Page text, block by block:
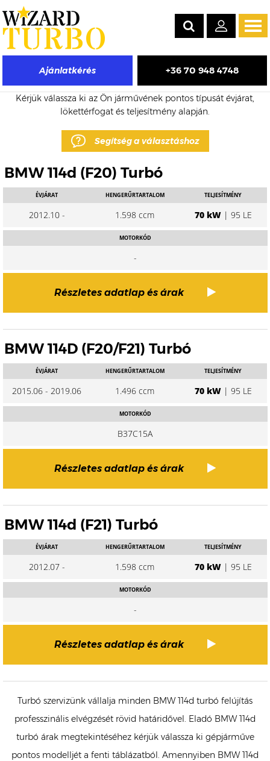
Ajánlatkérés +36 70 948 4748
BMW 114d eladó turbó árak
Kérjük válassza ki az Ön járművének pontos típusát évjárat,
lökettérfogat és teljesítmény alapján.
Segítség a választáshoz
BMW 114d (F20) Turbó
ÉVJÁRAT
2012.10 -
HENGERŰRTARTALOM
1.598 ccm
TELJESÍTMÉNY
70 kW| 95 LE
MOTORKÓD
-
Részletes adatlap és árak
BMW 114D (F20/F21) Turbó
ÉVJÁRAT
2015.06 - 2019.06
HENGERŰRTARTALOM
1.496 ccm
TELJESÍTMÉNY
70 kW| 95 LE
MOTORKÓD
B37C15A
Részletes adatlap és árak
BMW 114d (F21) Turbó
ÉVJÁRAT
2012.07 -
HENGERŰRTARTALOM
1.598 ccm
TELJESÍTMÉNY
70 kW| 95 LE
MOTORKÓD
-
Részletes adatlap és árak
Turbó szervizünk vállalja minden BMW 114d turbó felújítás
professzinális elvégzését rövid határidővel. Eladó BMW 114d
turbó árak megtekintéséhez kérjük válassza ki gépjárműve
pontos modelljét a fenti táblázatból. Amennyiben BMW 114d